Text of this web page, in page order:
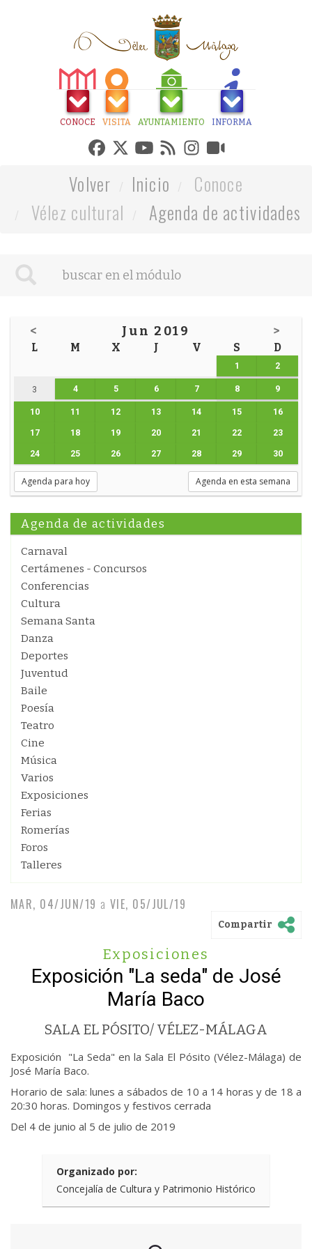
CONOCE VISITA AYUNTAMIENTO INFORMA
Volver Inicio
Conoce
Vélez cultural
Agenda de actividades
< Jun 2019 >
L M X J V S D
1 2
3 4 5 6 7 8 9
10 11 12 13 14 15 16
17 18 19 20 21 22 23
24 25 26 27 28 29 30
Agenda para hoy Agenda en esta semana
Agenda de actividades
Carnaval
Certámenes - Concursos
Conferencias
Cultura
Semana Santa
Danza
Deportes
Juventud
Baile
Poesía
Teatro
Cine
Música
Varios
Exposiciones
Ferias
Romerías
Foros
Talleres
MAR, 04/JUN/19 a VIE, 05/JUL/19
Compartir
Exposiciones
Exposición "La seda" de José
María Baco
SALA EL PÓSITO/ VÉLEZ-MÁLAGA
Exposición "La Seda" en la Sala El Pósito (Vélez-Málaga) de
José María Baco.
Horario de sala: lunes a sábados de 10 a 14 horas y de 18 a
20:30 horas. Domingos y festivos cerrada
Del 4 de junio al 5 de julio de 2019
Organizado por:
Concejalía de Cultura y Patrimonio Histórico